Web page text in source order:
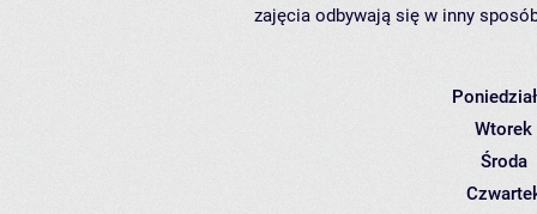
zajęcia odbywają się w inny
Wtorek
Środa